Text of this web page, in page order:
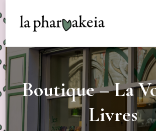
Boutique – La
Livres